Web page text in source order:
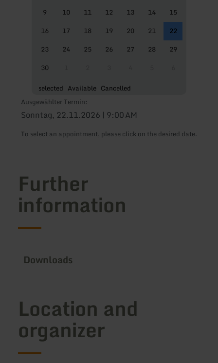
9
10 11 12 13 14
15
16
17 18 19 20 21
22
23
24 25 26 27 28
29
30
selected Available Cancelled
Ausgewählter Termin:
Sonntag, 22.11.2026 | 9:00 AM
To select an appointment, please click on the desired date.
Further
information
Downloads
Location and
organizer